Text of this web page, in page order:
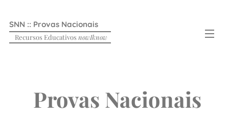
SNN :: Provas Nacionais
Recursos Educativos nowIknow
Provas Nacionais